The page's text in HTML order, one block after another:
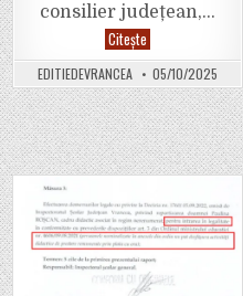
consilier județean,…
CiteșteLiderul
comunității
rome
din
Vrancea
transmite
un
mesaj
public
după
tragedia
ieri
de
la
Mărășești.
EDITIEDEVRANCEA 05/10/2025
Posted
in